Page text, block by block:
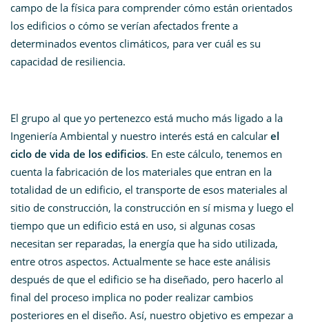
campo de la física para comprender cómo están orientados
los edificios o cómo se verían afectados frente a
determinados eventos climáticos, para ver cuál es su
capacidad de resiliencia.
El grupo al que yo pertenezco está mucho más ligado a la
Ingeniería Ambiental y nuestro interés está en calcular el
ciclo de vida de los edificios. En este cálculo, tenemos en
cuenta la fabricación de los materiales que entran en la
totalidad de un edificio, el transporte de esos materiales al
sitio de construcción, la construcción en sí misma y luego el
tiempo que un edificio está en uso, si algunas cosas
necesitan ser reparadas, la energía que ha sido utilizada,
entre otros aspectos. Actualmente se hace este análisis
después de que el edificio se ha diseñado, pero hacerlo al
final del proceso implica no poder realizar cambios
posteriores en el diseño. Así, nuestro objetivo es empezar a